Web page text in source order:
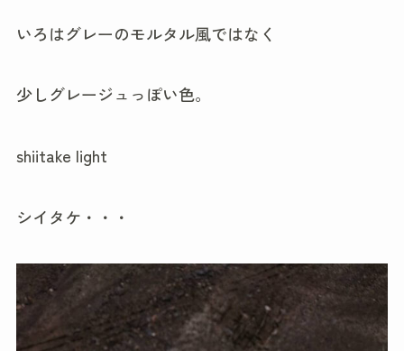
いろはグレーのモルタル風ではなく
少しグレージュっぽい色。
shiitake light
シイタケ・・・